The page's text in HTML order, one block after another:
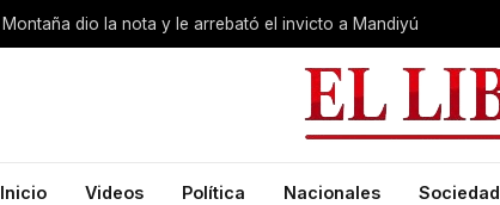
Montaña dio la nota y le arrebató el invicto a Mandiyú
Inicio Videos Política Nacionales Sociedad